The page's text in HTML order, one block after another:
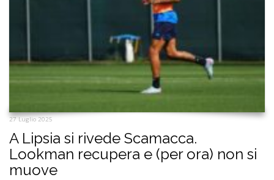
27 Luglio 2025
A Lipsia si rivede Scamacca.
Lookman recupera e (per ora) non si
muove